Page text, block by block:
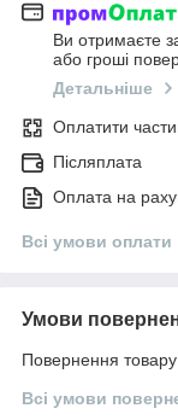
Ви отримаєте
або гроші
Детальніше
Оплатити
Післяплата
Оплата на
Всі умови оплати
Умови
Повернення
Всі умови